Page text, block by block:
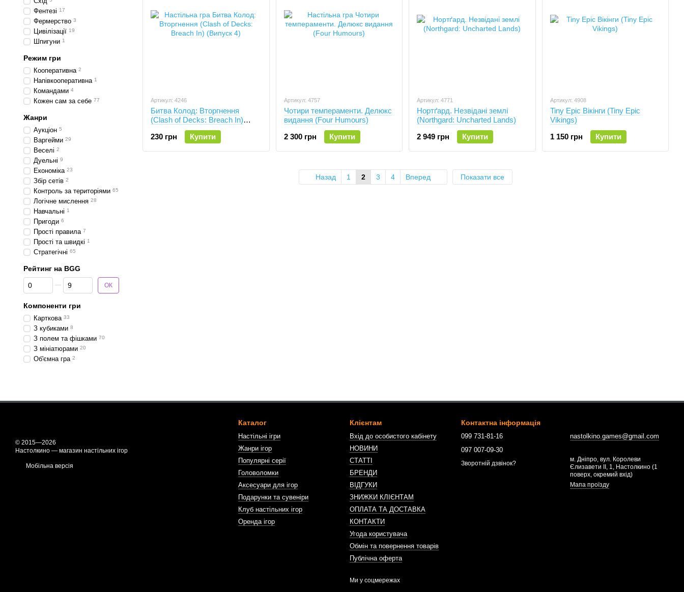
Артикул: 4246
Битва Колод: Вторгнення
(Clash of Decks: Breach In)
(Випуск 4)
230 грн
Купити
Артикул: 4757
Чотири темпераменти. Делюкс
видання (Four Humours)
2 300 грн
Купити
Артикул: 4771
Нортґард. Незвідані землі
(Northgard: Uncharted Lands)
2 949 грн
Купити
Артикул: 4908
Tiny Epic Вікінги (Tiny Epic
Vikings)
1 150 грн
Купити
Назад 1 2 3 4 Вперед Показати все
Фентезі 17
Фермерство 3
Цивілізації 19
Шпигуни 1
Режим гри
Кооперативна 2
Напівкооперативна 1
Командами 4
Кожен сам за себе 77
Жанри
Аукціон 5
Варгейми 29
Веселі 2
Дуельні 9
Економіка 23
Збір сетів 2
Контроль за територіями 65
Логічне мислення 28
Навчальні 1
Пригоди 6
Прості правила 7
Прості та швидкі 1
Стратегічні 65
Рейтинг на BGG
Від Рейтинг на BGG
До Рейтинг на BGG ОК
Компоненти гри
Карткова 33
З кубиками 8
З полем та фішками 70
З мініатюрами 20
Об'ємна гра 2
© 2015—2026
Настолкино — магазин настільних ігор
Мобільна версія
Каталог
Настільні ігри
Жанри ігор
Популярні серії
Головоломки
Аксесуари для ігор
Подарунки та сувеніри
Клуб настільних ігор
Оренда ігор
Клієнтам
Вхід до особистого кабінету
НОВИНИ
СТАТТІ
БРЕНДИ
ВІДГУКИ
ЗНИЖКИ КЛІЄНТАМ
ОПЛАТА ТА ДОСТАВКА
КОНТАКТИ
Угода користувача
Обмін та повернення товарів
Публічна оферта
Ми у соцмережах
Контактна інформація
099 731-81-16
097 007-09-30
Зворотній дзвінок?
nastolkino.games@gmail.com
м. Дніпро, вул. Королеви
Єлизавети ІІ, 1, Настолкино (1
поверх, окремий вхід)
Мапа проїзду